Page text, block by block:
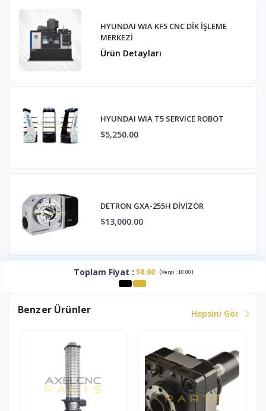
HYUNDAI WIA KF5 CNC DİK İŞLEME
MERKEZİ
Ürün Detayları
HYUNDAI WIA T5 SERVICE ROBOT
$5,250.00
DETRON GXA-255H DİVİZÖR
$13,000.00
Toplam Fiyat : $0.00 (Vergi :$0.00)
Benzer Ürünler Hepsini Gör